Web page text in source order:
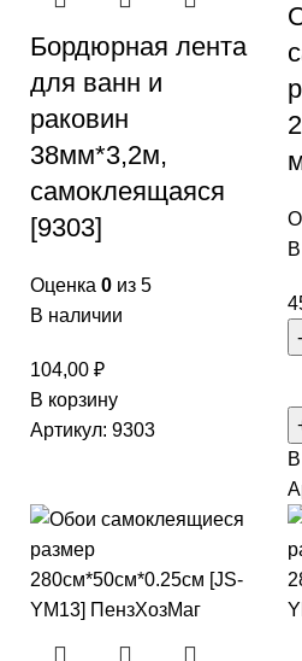
Бордюрная лента
для ванн и
раковин
38мм*3,2м,
самоклеящаяся
[9303]
Оценка 0 из 5
В наличии
104,00 ₽
В корзину
Артикул: 9303